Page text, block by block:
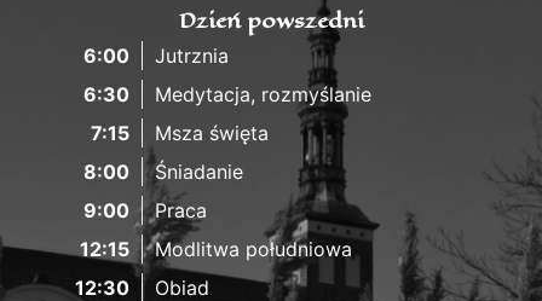
Dzień powszedni
6:00
Jutrznia
6:30
Medytacja, rozmyślanie
7:15
Msza święta
8:00
Śniadanie
9:00
Praca
12:15
Modlitwa południowa
12:30
Obiad